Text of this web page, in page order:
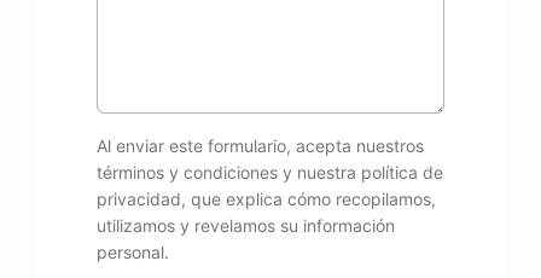
Al enviar este formulario, acepta nuestros
términos y condiciones y nuestra política de
privacidad, que explica cómo recopilamos,
utilizamos y revelamos su información
personal.